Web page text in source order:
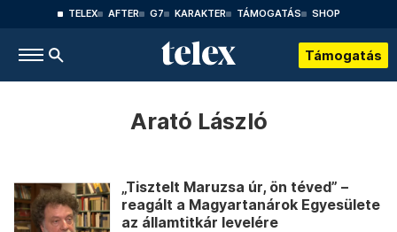
TELEX AFTER G7 KARAKTER TÁMOGATÁS SHOP
Támogatás
Arató László
„Tisztelt Maruzsa úr, ön téved” –
reagált a Magyartanárok Egyesülete
az államtitkár levelére